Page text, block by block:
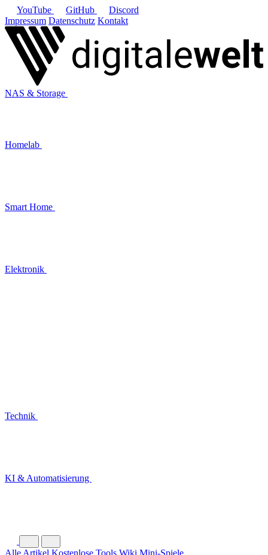
YouTube GitHub
Discord
Impressum Datenschutz Kontakt
NAS & Storage
Homelab
Smart Home
Elektronik
Technik
KI & Automatisierung
Alle Artikel Kostenlose Tools Wiki Mini-Spiele